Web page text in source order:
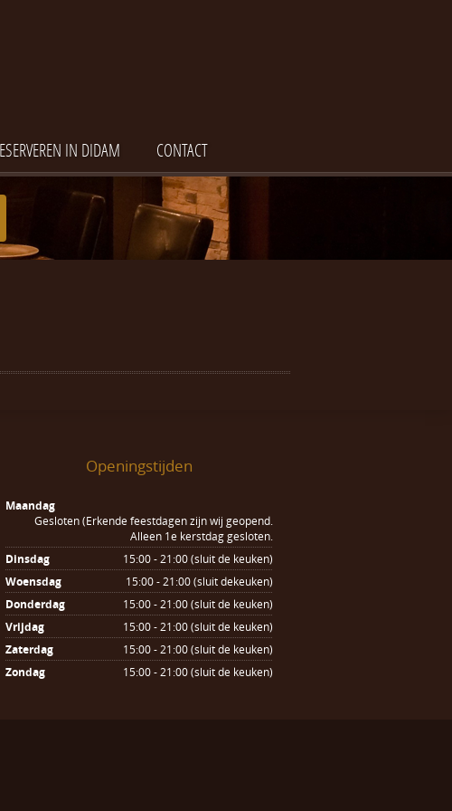
IN DIDAM CONTACT
Openingstijden
Maandag
Gesloten (Erkende feestdagen zijn wij geopend.
Alleen 1e kerstdag gesloten.
Dinsdag
15:00 - 21:00 (sluit de keuken)
Woensdag
15:00 - 21:00 (sluit dekeuken)
Donderdag
15:00 - 21:00 (sluit de keuken)
Vrijdag
15:00 - 21:00 (sluit de keuken)
Zaterdag
15:00 - 21:00 (sluit de keuken)
Zondag
15:00 - 21:00 (sluit de keuken)